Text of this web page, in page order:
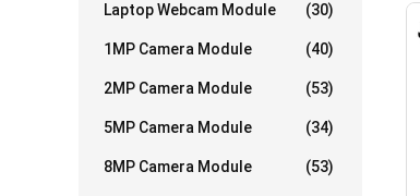
Laptop Webcam Module (30)
1MP Camera Module (40)
2MP Camera Module (53)
5MP Camera Module (34)
8MP Camera Module (53)